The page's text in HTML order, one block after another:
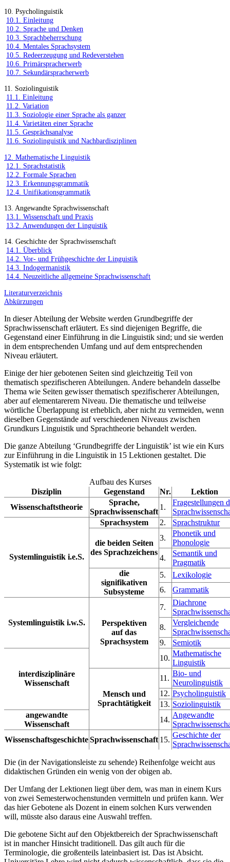
10. Psycholinguistik
10.1. Einleitung
10.2. Sprache und Denken
10.3. Sprachbeherrschung
10.4. Mentales Sprachsystem
10.5. Redeerzeugung und Redeverstehen
10.6. Primärspracherwerb
10.7. Sekundärspracherwerb
11. Soziolinguistik
11.1. Einleitung
11.2. Variation
11.3. Soziologie einer Sprache als ganzer
11.4. Varietäten einer Sprache
11.5. Gesprächsanalyse
11.6. Soziolinguistik und Nachbardisziplinen
12. Mathematische Linguistik
12.1. Sprachstatistik
12.2. Formale Sprachen
12.3. Erkennungsgrammatik
12.4. Unifikationsgrammatik
13. Angewandte Sprachwissenschaft
13.1. Wissenschaft und Praxis
13.2. Anwendungen der Linguistik
14. Geschichte der Sprachwissenschaft
14.1. Überblick
14.2. Vor- und Frühgeschichte der Linguistik
14.3. Indogermanistik
14.4. Neuzeitliche allgemeine Sprachwissenschaft
Literaturverzeichnis
Abkürzungen
In dieser Abteilung der Website werden Grundbegriffe der
Sprachwissenschaft erläutert. Es sind diejenigen Begriffe, die
Gegenstand einer Einführung in die Linguistik sind; und sie werden
in dem entsprechenden Umfang und auf dem entsprechenden
Niveau erläutert.
Einige der hier gebotenen Seiten sind gleichzeitig Teil von
thematisch spezifischeren Abteilungen. Andere behandeln dasselbe
Thema wie Seiten gewisser thematisch spezifischerer Abteilungen,
aber auf elementarerem Niveau. Die thematische und teilweise
wörtliche Überlappung ist erheblich, aber nicht zu vermeiden, wenn
dieselben Gegenstände auf verschiedenen Niveaus zwischen
Grundkurs Linguistik und Sprachtheorie behandelt werden.
Die ganze Abteilung ‘Grundbegriffe der Linguistik’ ist wie ein Kurs
zur Einführung in die Linguistik in 15 Lektionen gestaltet. Die
Systematik ist wie folgt:
Aufbau des Kurses
Disziplin
Gegenstand Nr.
Lektion
Wissenschaftstheorie
Sprache,
Sprachwissenschaft
1.
Fragestellungen
Systemlinguistik i.e.S.
Sprachsystem 2. Sprachstruktur
die beiden Seiten
des Sprachzeichens
3.
Phonetik und
Phonologie
4.
Semantik und
Pragmatik
die
signifikativen
Subsysteme
5.
Lexikologie
6.
Grammatik
Systemlinguistik i.w.S.
Perspektiven
auf das
Sprachsystem
7.
Diachrone
8.
Vergleichende
9.
Semiotik
interdisziplinäre
Wissenschaft
10.
Mathematische
Linguistik
Mensch und
Sprachtätigkeit
11.
Bio- und
Neurolinguistik
12. Psycholinguistik
13. Soziolinguistik
angewandte
Wissenschaft
14.
Angewandte
WissenschaftsgeschichteSprachwissenschaft 15.
Geschichte der
Die (in der Navigationsleiste zu sehende) Reihenfolge weicht aus
didaktischen Gründen ein wenig von der obigen ab.
Der Umfang der Lektionen liegt über dem, was man in einem Kurs
von zwei Semesterwochenstunden vermitteln und prüfen kann. Wer
das hier Gebotene als Dozent in einem solchen Kurs verwenden
will, müsste also daraus eine Auswahl treffen.
Die gebotene Sicht auf den Objektbereich der Sprachwissenschaft
ist in mancher Hinsicht traditionell. Das gilt auch für die
Terminologie, die großenteils lateinbasiert ist. Das ist Absicht.